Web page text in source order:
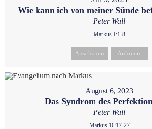
Wie kann ich von meiner Sünde
Peter Wall
Markus 1:1-8
Anschauen Anhören
August 6, 2023
Das Syndrom des
Peter Wall
Markus 10:17-27